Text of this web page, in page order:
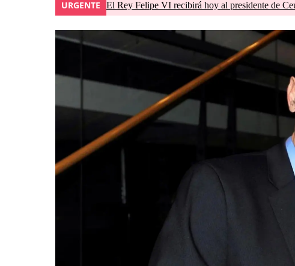
URGENTE El Rey Felipe VI recibirá hoy al presidente de